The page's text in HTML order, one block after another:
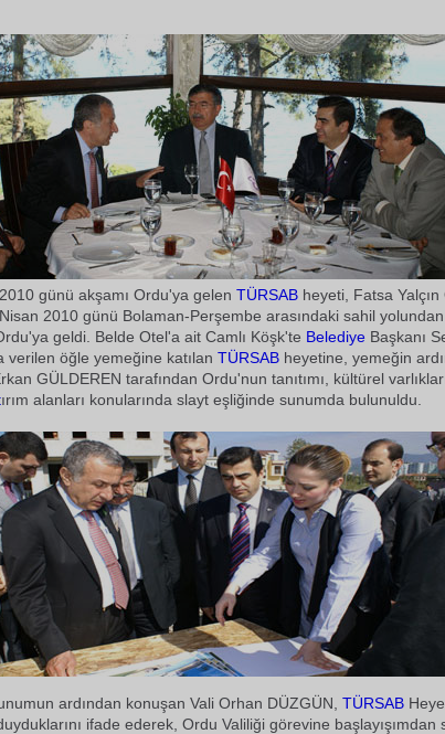
günü akşamı Ordu'ya gelen TÜRSAB heyeti, Fatsa
2010 günü Bolaman-Perşembe arasındaki sahil
geldi. Belde Otel'a ait Camlı Köşk'te Belediye Başkanı
verilen öğle yemeğine katılan TÜRSAB heyetine, yemeğin
GÜLDEREN tarafından Ordu'nun tanıtımı, kültürel
ırım alanları konularında slayt eşliğinde sunumda bulunuldu.
ardından konuşan Vali Orhan DÜZGÜN, TÜRSAB
ifade ederek, Ordu Valiliği görevine